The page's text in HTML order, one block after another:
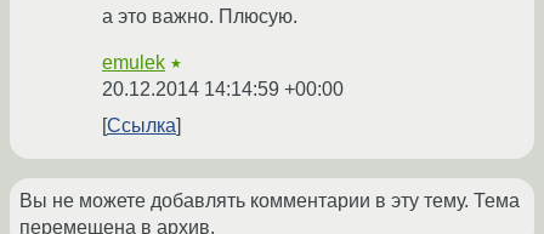
а это важно. Плюсую.
emulek ★
20.12.2014 14:14:59 +00:00
Ссылка
Вы не можете добавлять комментарии в эту тему. Тема
перемещена в архив.